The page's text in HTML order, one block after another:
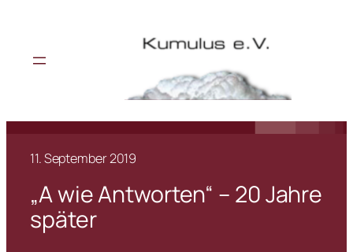
11. September 2019
„A wie Antworten“ – 20 Jahre
später